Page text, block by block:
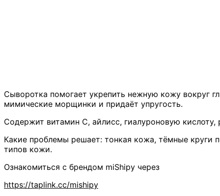
Сыворотка помогает укрепить нежную кожу вокруг
мимические морщинки и придаёт упругость.
Содержит витамин С, айлисс, гиалуроновую кислоту,
Какие проблемы решает: тонкая кожа, тёмные круги
типов кожи.
Ознакомиться с брендом miShipy через
https://taplink.cc/mishipy